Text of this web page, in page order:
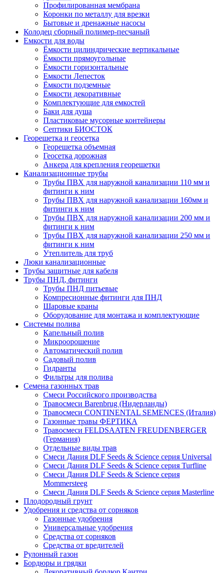
Профилированная мембрана
Коронки по металлу для врезки
Бытовые и дренажные насосы
Колодец сборный полимер-песчаный
Емкости для воды
Ёмкости цилиндрические вертикальные
Ёмкости прямоугольные
Ёмкости горизонтальные
Емкости Лепесток
Ёмкости подземные
Ёмкости декоративные
Комплектующие для емкостей
Баки для душа
Пластиковые мусорные контейнеры
Септики БИОСТОК
Георешетка и геосетка
Георешетка объемная
Геосетка дорожная
Анкера для крепления георешетки
Канализационные трубы
Трубы ПВХ для наружной канализации 110 мм и
фитинги к ним
Трубы ПВХ для наружной канализации 160мм и
фитинги к ним
Трубы ПВХ для наружной канализации 200 мм и
фитинги к ним
Трубы ПВХ для наружной канализации 250 мм и
фитинги к ним
Утеплитель для труб
Люки канализационные
Трубы защитные для кабеля
Трубы ПНД, фитинги
Трубы ПНД питьевые
Компресионные фитинги для ПНД
Шаровые краны
Оборудование для монтажа и комплектующие
Системы полива
Капельный полив
Микроорошение
Автоматический полив
Садовый полив
Гидранты
Фильтры для полива
Семена газонных трав
Смеси Российского производства
Травосмеси Barenbrug (Нидерланды)
Травосмеси CONTINENTAL SEMENCES (Италия)
Газонные травы ФЕРТИКА
Травосмеси FELDSAATEN FREUDENBERGER
(Германия)
Отдельные виды трав
Смеси Дания DLF Seeds & Sciеnce серия Universal
Смеси Дания DLF Seeds & Sciеnce серия Turfline
Смеси Дания DLF Seeds & Sciеnce серия
Mommersteeg
Смеси Дания DLF Seeds & Sciеnce серия Masterline
Плодородный грунт
Удобрения и средства от сорняков
Газонные удобрения
Универсальные удобрения
Средства от сорняков
Средства от вредителей
Рулонный газон
Бордюры и грядки